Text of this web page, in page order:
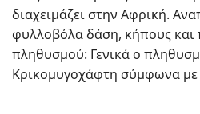
διαχειμάζει στην Αφρική.
φυλλοβόλα δάση, κήπους
πληθυσμού: Γενικά ο
Κρικομυγοχάφτη σύμφωνα με